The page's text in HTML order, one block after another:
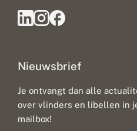
Nieuwsbrief
Je ontvangt dan alle
over vlinders en libellen in
mailbox!